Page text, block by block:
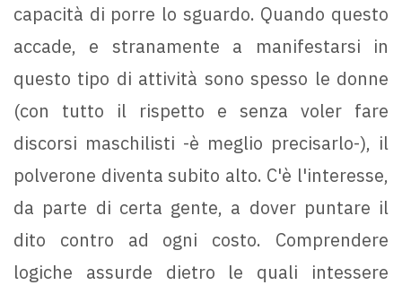
capacità di porre lo sguardo. Quando questo
accade, e stranamente a manifestarsi in
questo tipo di attività sono spesso le donne
(con tutto il rispetto e senza voler fare
discorsi maschilisti -è meglio precisarlo-), il
polverone diventa subito alto. C'è l'interesse,
da parte di certa gente, a dover puntare il
dito contro ad ogni costo. Comprendere
logiche assurde dietro le quali intessere